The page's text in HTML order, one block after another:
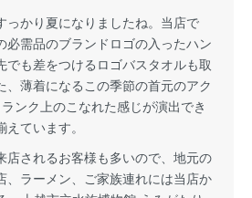
っかり夏になりましたね。当店で
必需品のブランドロゴの入ったハン
でも差をつけるロゴバスタオルも取
、薄着になるこの季節の首元のアク
ンク上のこなれた感じが演出でき
ています。
店されるお客様も多いので、地元の
、ラーメン、ご家族連れには当店か